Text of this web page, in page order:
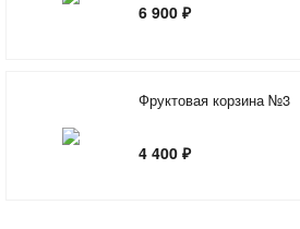
6 900 ₽
Фруктовая корзина №3
4 400 ₽